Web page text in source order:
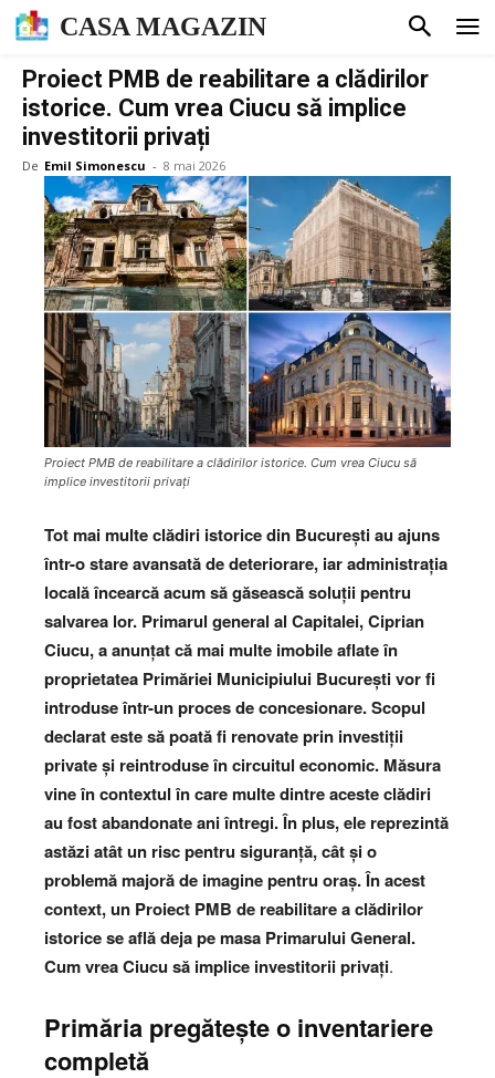
CASA MAGAZIN
Proiect PMB de reabilitare a clădirilor
istorice. Cum vrea Ciucu să implice
investitorii privați
De Emil Simonescu - 8 mai 2026
Proiect PMB de reabilitare a clădirilor istorice. Cum vrea Ciucu să
implice investitorii privați
Tot mai multe clădiri istorice din București au ajuns
într-o stare avansată de deteriorare, iar administrația
locală încearcă acum să găsească soluții pentru
salvarea lor. Primarul general al Capitalei, Ciprian
Ciucu, a anunțat că mai multe imobile aflate în
proprietatea Primăriei Municipiului București vor fi
introduse într-un proces de concesionare. Scopul
declarat este să poată fi renovate prin investiții
private și reintroduse în circuitul economic. Măsura
vine în contextul în care multe dintre aceste clădiri
au fost abandonate ani întregi. În plus, ele reprezintă
astăzi atât un risc pentru siguranță, cât și o
problemă majoră de imagine pentru oraș.În acest
context, un Proiect PMB de reabilitare a clădirilor
istorice se află deja pe masa Primarului General.
Cum vrea Ciucu să implice investitorii privați.
Primăria pregătește o inventariere
completă